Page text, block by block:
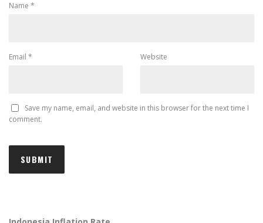
Name *
Email * Website
Save my name, email, and website in this browser for the next time I
comment.